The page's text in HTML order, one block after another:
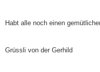
Habt alle noch einen
Grüssli von der Gerhild